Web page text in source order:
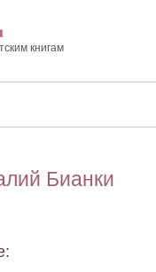
книгам
Бианки